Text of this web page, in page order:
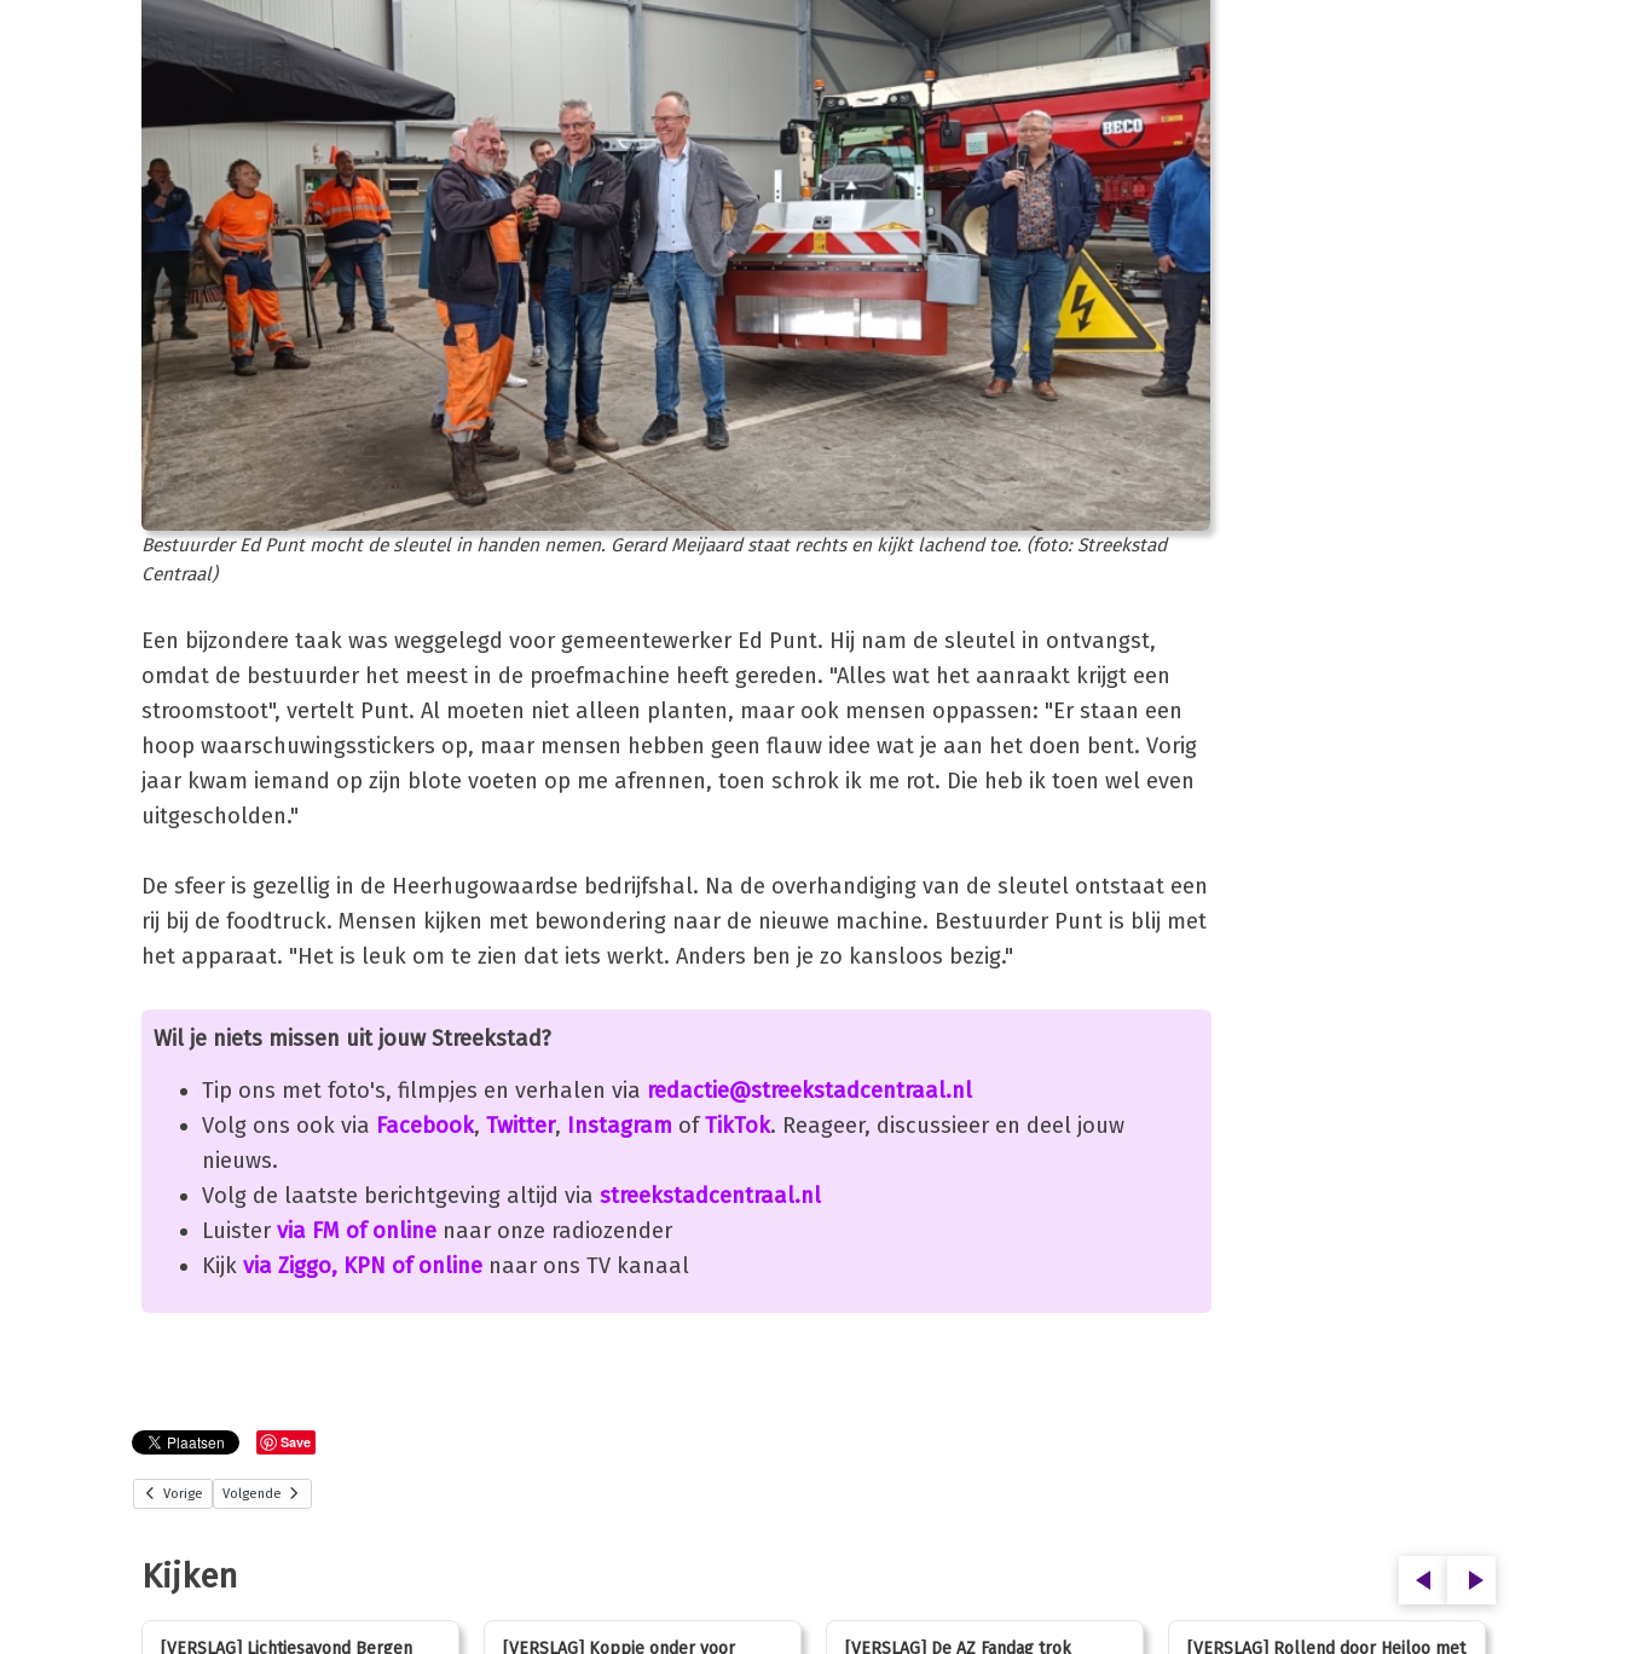
Bestuurder Ed Punt mocht de sleutel in handen nemen. Gerard Meijaard staat rechts en kijkt lachend toe. (foto: Streekstad
Centraal)
Een bijzondere taak was weggelegd voor gemeentewerker Ed Punt. Hij nam de sleutel in ontvangst,
omdat de bestuurder het meest in de proefmachine heeft gereden. "Alles wat het aanraakt krijgt een
stroomstoot", vertelt Punt. Al moeten niet alleen planten, maar ook mensen oppassen: "Er staan een
hoop waarschuwingsstickers op, maar mensen hebben geen flauw idee wat je aan het doen bent. Vorig
jaar kwam iemand op zijn blote voeten op me afrennen, toen schrok ik me rot. Die heb ik toen wel even
uitgescholden."
De sfeer is gezellig in de Heerhugowaardse bedrijfshal. Na de overhandiging van de sleutel ontstaat een
rij bij de foodtruck. Mensen kijken met bewondering naar de nieuwe machine. Bestuurder Punt is blij met
het apparaat. "Het is leuk om te zien dat iets werkt. Anders ben je zo kansloos bezig."
Wil je niets missen uit jouw Streekstad?
Tip ons met foto's, filmpjes en verhalen via redactie@streekstadcentraal.nl
Volg ons ook via Facebook, Twitter, Instagram ofTikTok. Reageer, discussieer en deel jouw
nieuws.
Volg de laatste berichtgeving altijd via streekstadcentraal.nl
Luister via FM of online naar onze radiozender
Kijk via Ziggo, KPN of online naar ons TV kanaal
Save
Vorige Volgende
Kijken
[VERSLAG] Lichtjesavond Bergen [VERSLAG] Koppie onder voor [VERSLAG] De AZ Fandag trok [VERSLAG] Rollend door Heiloo met